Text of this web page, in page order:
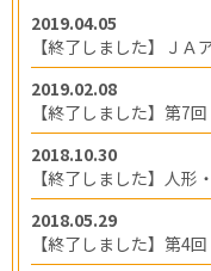
2019.04.05
【終了しました】Ｊ
2019.02.08
【終了しました】第7
2018.10.30
【終了しました】人
2018.05.29
【終了しました】第4